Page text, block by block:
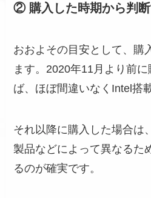
② 購入した時期から判
おおよその目安として、購
ます。2020年11月より前
ば、ほぼ間違いなくIntel搭
それ以降に購入した場合は
製品などによって異なる
るのが確実です。